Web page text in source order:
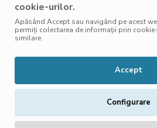
cookie-urilor.
Apăsând Accept sau navigând pe acest
permiți colectarea de informații prin
similare.
Accept
Configurare